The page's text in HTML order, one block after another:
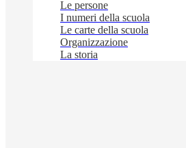
Le persone
I numeri della scuola
Le carte della scuola
Organizzazione
La storia